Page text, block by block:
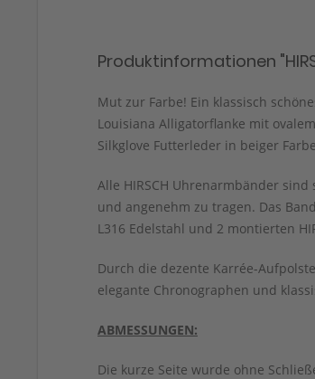
Produktinformationen
Mut zur Farbe! Ein klassisch
Louisiana Alligatorflanke mit
Silkglove Futterleder in beiger
Alle HIRSCH Uhrenarmbänder
und angenehm zu tragen. Das
L316 Edelstahl und 2 montierten
Durch die dezente Karrée-
elegante Chronographen und
ABMESSUNGEN:
Die kurze Seite wurde ohne